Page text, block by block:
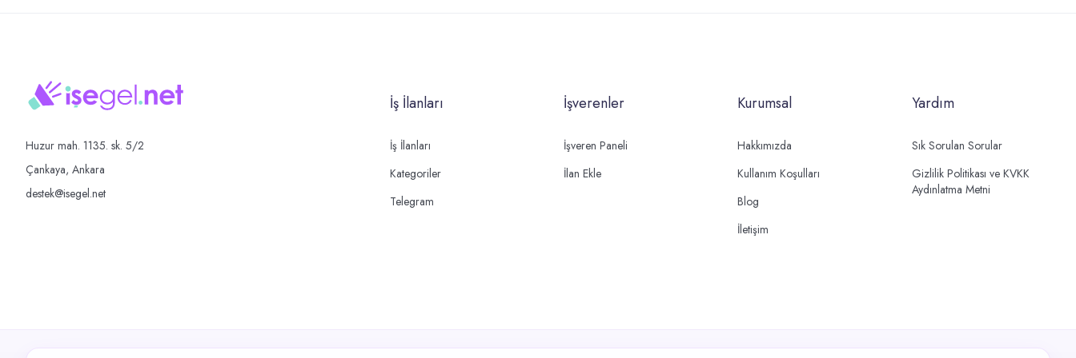
Huzur mah. 1135. sk. 5/2
Çankaya, Ankara
destek@isegel.net
İş İlanları
İş İlanları
Kategoriler
Telegram
İşverenler
İşveren Paneli
İlan Ekle
Kurumsal
Hakkımızda
Kullanım Koşulları
Blog
İletişim
Yardım
Sık Sorulan Sorular
Gizlilik Politikası ve KVKK
Aydınlatma Metni